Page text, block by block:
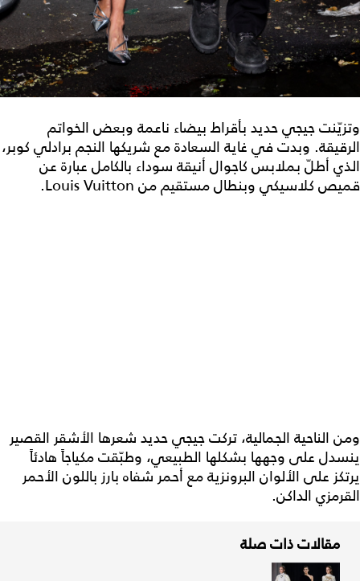
وتزيّنت جيجي حديد بأقراط بيضاء ناعمة وبعض الخواتم
الرقيقة. وبدت في غاية السعادة مع شريكها النجم برادلي كوبر،
الذي أطلّ بملابس كاجوال أنيقة سوداء بالكامل عبارة عن
قميص كلاسيكي وبنطال مستقيم من Louis Vuitton.
ومن الناحية الجمالية، تركت جيجي حديد شعرها الأشقر القصير
ينسدل على وجهها بشكلها الطبيعي، وطبّقت مكياجاً هادئاً
يرتكز على الألوان البرونزية مع أحمر شفاه بارز باللون الأحمر
القرمزي الداكن.
مقالات ذات صلة